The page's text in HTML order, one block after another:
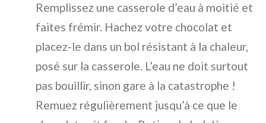
Remplissez une casserole d’eau à moitié et
faites frémir. Hachez votre chocolat et
placez-le dans un bol résistant à la chaleur,
posé sur la casserole. L’eau ne doit surtout
pas bouillir, sinon gare à la catastrophe !
Remuez régulièrement jusqu’à ce que le